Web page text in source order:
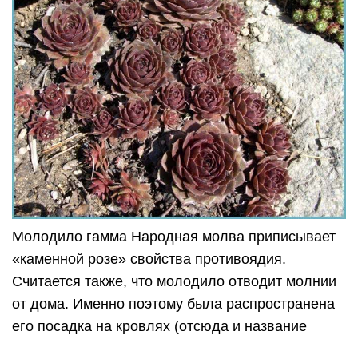
Молодило гамма Народная молва приписывает
«каменной розе» свойства противоядия.
Считается также, что молодило отводит молнии
от дома. Именно поэтому была распространена
его посадка на кровлях (отсюда и название